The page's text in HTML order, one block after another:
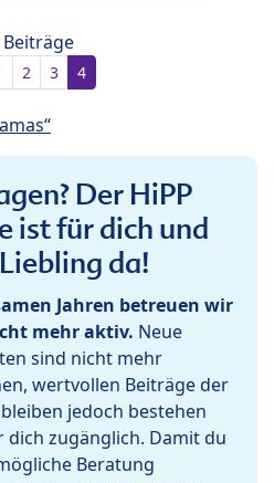
Beiträge
2 3 4
Der HiPP
ist für dich und
da!
Jahren betreuen wir
mehr aktiv. Neue
sind nicht mehr
wertvollen Beiträge der
jedoch bestehen
zugänglich. Damit du
Beratung